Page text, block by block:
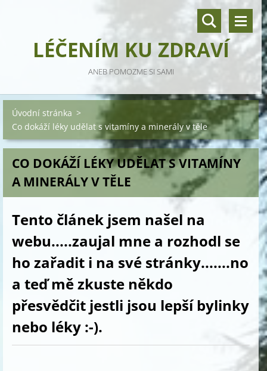
LÉČENÍM KU ZDRAVÍ
ANEB POMOZME SI SAMI
Úvodní stránka >
Co dokáží léky udělat s vitamíny a minerály v těle
CO DOKÁŽÍ LÉKY UDĚLAT S VITAMÍNY
A MINERÁLY V TĚLE
Tento článek jsem našel na
webu.....zaujal mne a rozhodl se
ho zařadit i na své stránky.......no
a teď mě zkuste někdo
přesvědčit jestli jsou lepší bylinky
nebo léky :-).